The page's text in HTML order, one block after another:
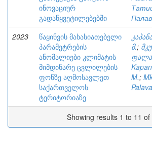
ინოვაციურ
გადაწყვეტილებებში
2023
წაყინვის მახასიათებელი
პარამეტრების
ანომალიები კლიმატის
მიმდინარე ცვლილების
ფონზე აღმოსავლეთ
საქართველოს
ტერიტორიაზე
მ.;
M.;
Showing results 1 to 11 of